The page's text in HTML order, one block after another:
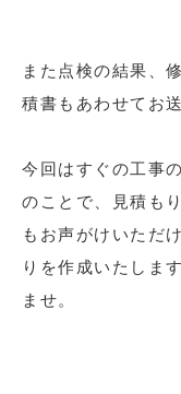
また点検の結果、
積書もあわせてお
今回はすぐの工事
のことで、見積も
もお声がけいただ
りを作成いたしま
ませ。